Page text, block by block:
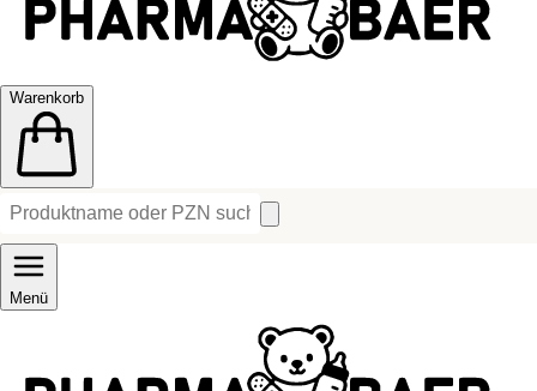
Warenkorb
Menü